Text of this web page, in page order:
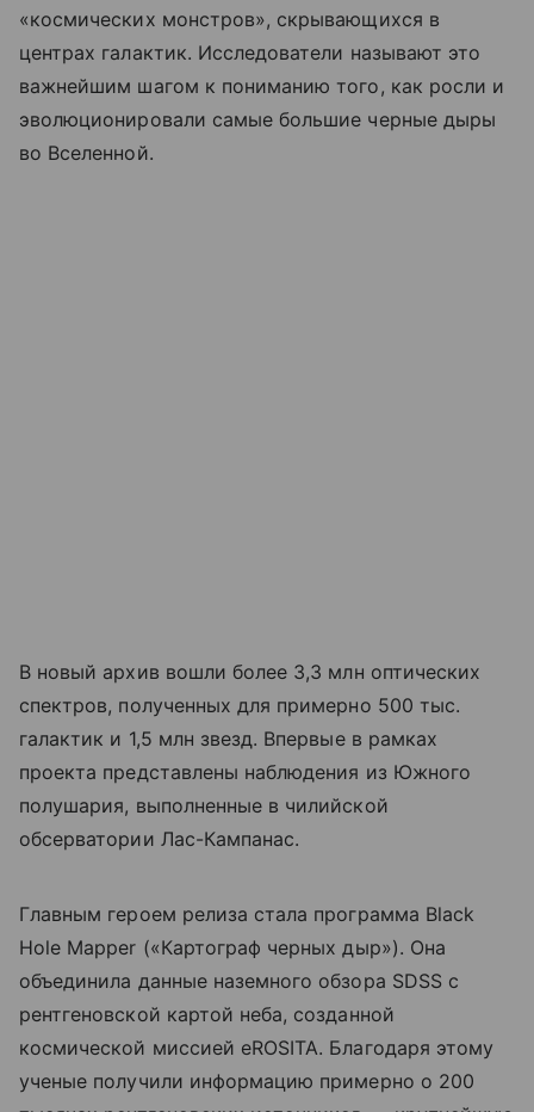
«космических монстров», скрывающихся в
центрах галактик. Исследователи называют это
важнейшим шагом к пониманию того, как росли и
эволюционировали самые большие черные дыры
во Вселенной.
В новый архив вошли более 3,3 млн оптических
спектров, полученных для примерно 500 тыс.
галактик и 1,5 млн звезд. Впервые в рамках
проекта представлены наблюдения из Южного
полушария, выполненные в чилийской
обсерватории Лас-Кампанас.
Главным героем релиза стала программа Black
Hole Mapper («Картограф черных дыр»). Она
объединила данные наземного обзора SDSS с
рентгеновской картой неба, созданной
космической миссией eROSITA. Благодаря этому
ученые получили информацию примерно о 200